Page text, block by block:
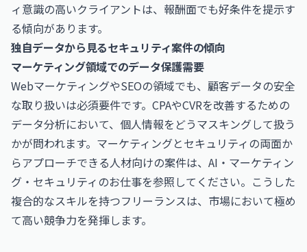
ィ意識の高いクライアントは、報酬面でも好条件を提示す
る傾向があります。
独自データから見るセキュリティ案件の傾向
マーケティング領域でのデータ保護需要
WebマーケティングやSEOの領域でも、顧客データの安全
な取り扱いは必須要件です。CPAやCVRを改善するための
データ分析において、個人情報をどうマスキングして扱う
かが問われます。マーケティングとセキュリティの両面か
らアプローチできる人材向けの案件は、 AI・マーケティン
グ・セキュリティのお仕事を参照してください。こうした
複合的なスキルを持つフリーランスは、市場において極め
て高い競争力を発揮します。